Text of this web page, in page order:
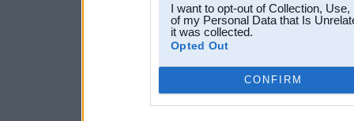
I want to opt-out of Collection,
of my Personal Data that Is
it was collected.
Opted Out
CONFIRM